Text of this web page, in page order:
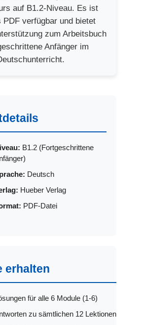
auf B1.2-Niveau. Es ist
PDF verfügbar und bietet
zum Arbeitsbuch
Anfänger im
B1.2 (Fortgeschrittene
Deutsch
Hueber Verlag
PDF-Datei
erhalten
für alle 6 Module (1-6)
zu sämtlichen 12 Lektionen